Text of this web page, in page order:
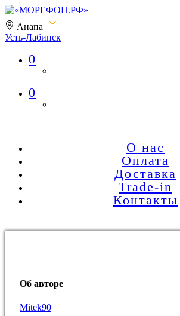
Анапа
Усть-Лабинск
«МОРЕФОН.РФ»
0
0
О нас
Оплата
Доставка
Trade-in
Контакты
Об авторе
Mitek90